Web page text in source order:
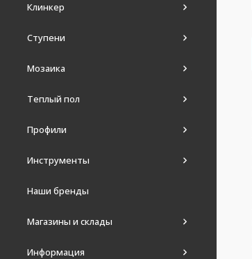
Клинкер
Ступени
Мозаика
Теплый пол
Профили
Инструменты
Наши бренды
Магазины и склады
Информация